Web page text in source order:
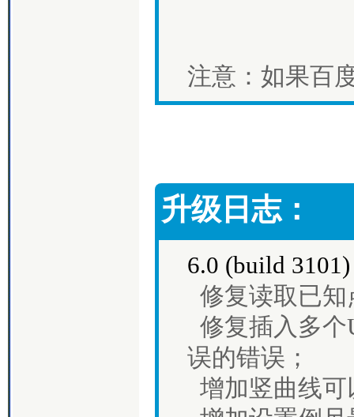
注意：如果百
升级日志：
6.0 (build
修复读取已
修复插入多
误的错误；
增加竖曲线